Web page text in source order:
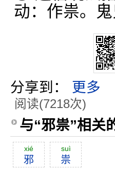
动：作祟。鬼
分享到： 更多
阅读(7218次)
与“邪祟”相关
xié
邪
suì
祟